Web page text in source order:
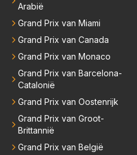
Arabië
Grand Prix van Miami
Grand Prix van Canada
Grand Prix van Monaco
Grand Prix van Barcelona-
Catalonië
Grand Prix van Oostenrijk
Grand Prix van Groot-
Brittannië
Grand Prix van België